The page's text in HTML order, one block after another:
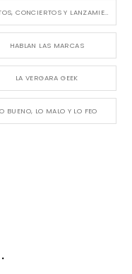
EVENTOS, CONCIERTOS Y LANZAMIENTOS
HABLAN LAS MARCAS
LA VERGARA GEEK
BUENO, LO MALO Y LO FEO